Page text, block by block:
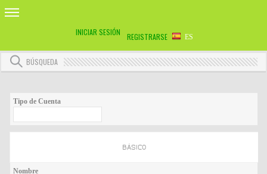
INICIAR SESIÓN REGISTRARSE ES
BÚSQUEDA
Tipo de Cuenta
BÁSICO
Nombre